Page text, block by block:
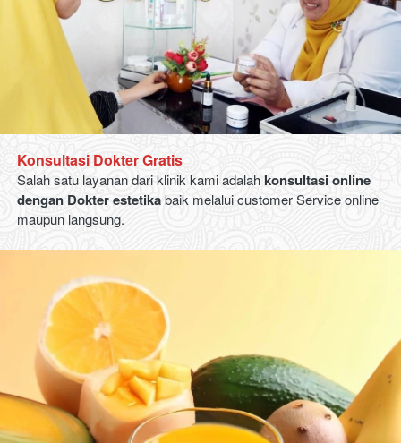
Konsultasi Dokter Gratis
Salah satu layanan dari klinik kami adalah konsultasi online
dengan Dokter estetika baik melalui customer Service online
maupun langsung.